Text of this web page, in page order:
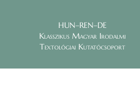
HUN–REN–DE
Klasszikus Magyar Irodalmi
Textológiai Kutatócsoport